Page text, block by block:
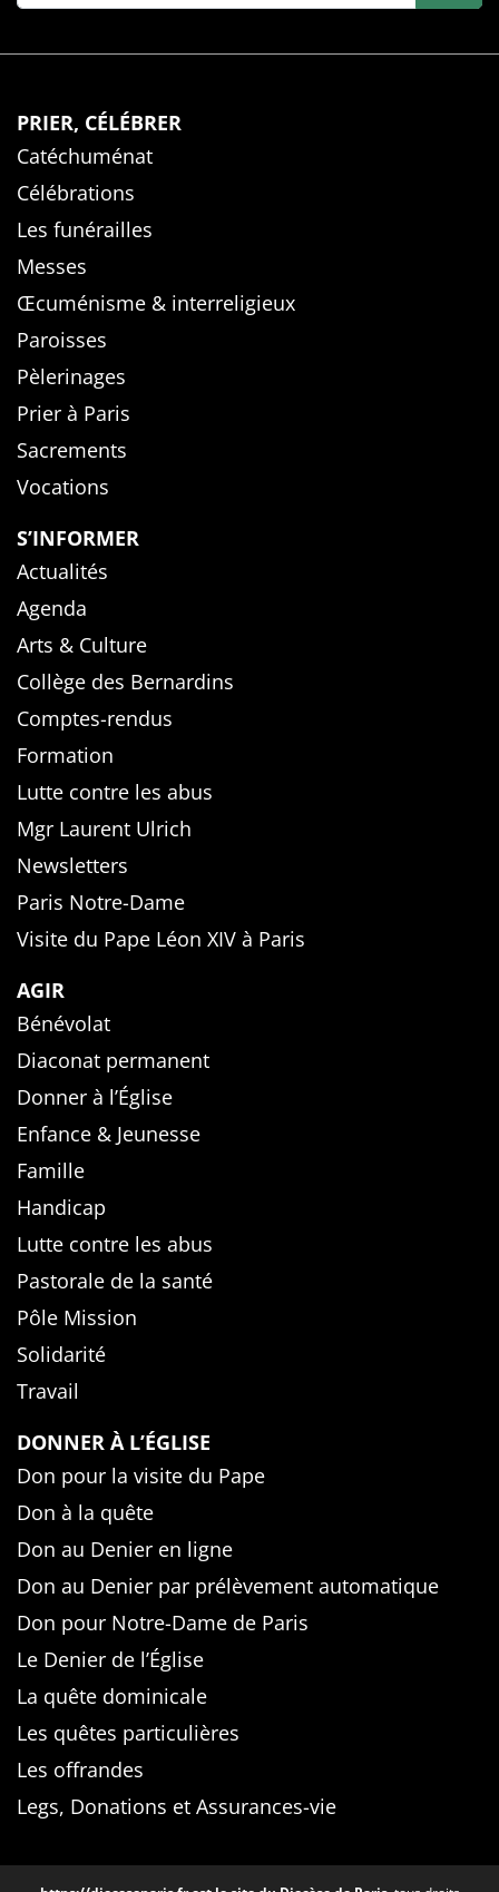
PRIER, CÉLÉBRER
Catéchuménat
Célébrations
Les funérailles
Messes
Œcuménisme & interreligieux
Paroisses
Pèlerinages
Prier à Paris
Sacrements
Vocations
S’INFORMER
Actualités
Agenda
Arts & Culture
Collège des Bernardins
Comptes-rendus
Formation
Lutte contre les abus
Mgr Laurent Ulrich
Newsletters
Paris Notre-Dame
Visite du Pape Léon XIV à Paris
AGIR
Bénévolat
Diaconat permanent
Donner à l’Église
Enfance & Jeunesse
Famille
Handicap
Lutte contre les abus
Pastorale de la santé
Pôle Mission
Solidarité
Travail
DONNER À L’ÉGLISE
Don pour la visite du Pape
Don à la quête
Don au Denier en ligne
Don au Denier par prélèvement automatique
Don pour Notre-Dame de Paris
Le Denier de l’Église
La quête dominicale
Les quêtes particulières
Les offrandes
Legs, Donations et Assurances-vie